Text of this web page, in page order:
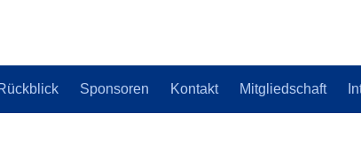
Sponsoren Kontakt Mitgliedschaft